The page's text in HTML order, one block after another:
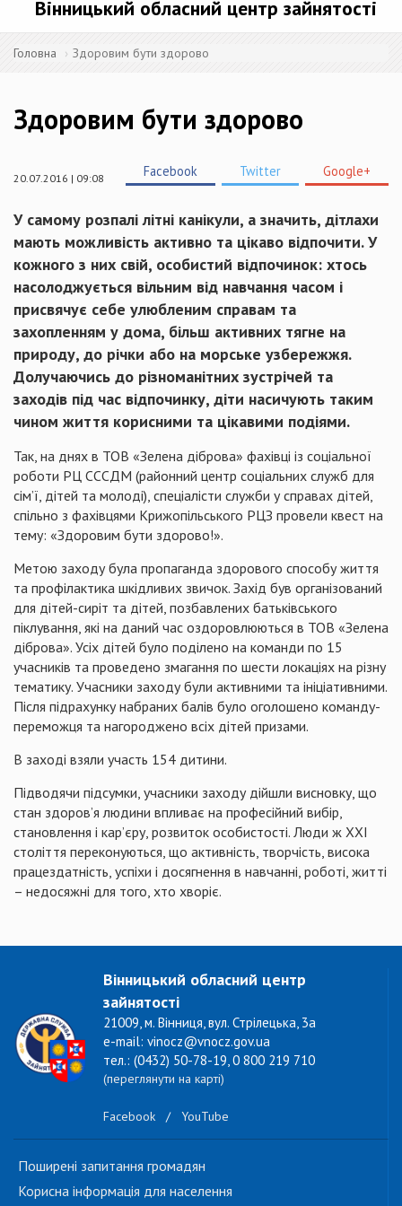
Вінницький обласний центр зайнятості
Головна Здоровим бути здорово
Здоровим бути здорово
20.07.2016 | 09:08 Facebook Twitter Google+
У самому розпалі літні канікули, а значить, дітлахи
мають можливість активно та цікаво відпочити. У
кожного з них свій, особистий відпочинок: хтось
насолоджується вільним від навчання часом і
присвячує себе улюбленим справам та
захопленням у дома, більш активних тягне на
природу, до річки або на морське узбережжя.
Долучаючись до різноманітних зустрічей та
заходів під час відпочинку, діти насичують таким
чином життя корисними та цікавими подіями.
Так, на днях в ТОВ «Зелена діброва» фахівці із соціальної
роботи РЦ СССДМ (районний центр соціальних служб для
сім’ї, дітей та молоді), спеціалісти служби у справах дітей,
спільно з фахівцями Крижопільського РЦЗ провели квест на
тему: «Здоровим бути здорово!».
Метою заходу була пропаганда здорового способу життя
та профілактика шкідливих звичок. Захід був організований
для дітей-сиріт та дітей, позбавлених батьківського
піклування, які на даний час оздоровлюються в ТОВ «Зелена
діброва». Усіх дітей було поділено на команди по 15
учасників та проведено змагання по шести локаціях на різну
тематику. Учасники заходу були активними та ініціативними.
Після підрахунку набраних балів було оголошено команду-
переможця та нагороджено всіх дітей призами.
В заході взяли участь 154 дитини.
Підводячи підсумки, учасники заходу дійшли висновку, що
стан здоров’я людини впливає на професійний вибір,
становлення і кар’єру, розвиток особистості. Люди ж ХХI
століття переконуються, що активність, творчість, висока
працездатність, успіхи і досягнення в навчанні, роботі, житті
– недосяжні для того, хто хворіє.
Вінницький обласний центр
зайнятості
21009, м. Вінниця, вул. Стрілецька, 3а
e-mail: vinocz@vnocz.gov.ua
тел.: (0432) 50-78-19, 0 800 219 710
(переглянути на карті)
Facebook / YouTube
Поширені запитання громадян
Корисна інформація для населення